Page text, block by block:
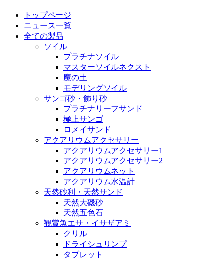
トップページ
ニュース一覧
全ての製品
ソイル
プラチナソイル
マスターソイルネクスト
魔の土
モデリングソイル
サンゴ砂・飾り砂
プラチナリーフサンド
極上サンゴ
ロメイサンド
アクアリウムアクセサリー
アクアリウムアクセサリー1
アクアリウムアクセサリー2
アクアリウムネット
アクアリウム水温計
天然砂利・天然サンド
天然大磯砂
天然五色石
観賞魚エサ・イサザアミ
クリル
ドライシュリンプ
タブレット